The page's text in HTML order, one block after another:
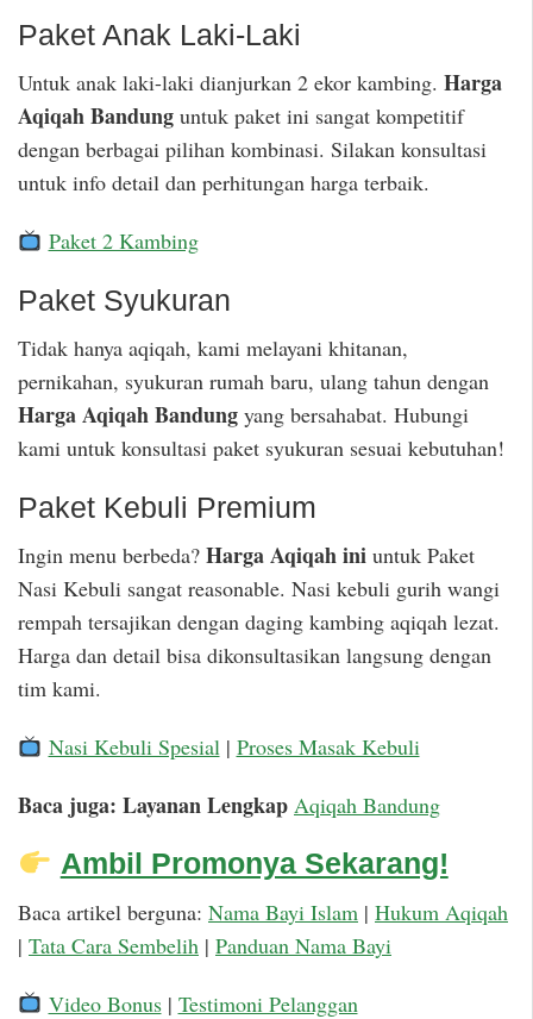
Paket Anak Laki-Laki
Untuk anak laki-laki dianjurkan 2 ekor kambing. Harga
Aqiqah Bandung untuk paket ini sangat kompetitif
dengan berbagai pilihan kombinasi. Silakan konsultasi
untuk info detail dan perhitungan harga terbaik.
Paket 2 Kambing
Paket Syukuran
Tidak hanya aqiqah, kami melayani khitanan,
pernikahan, syukuran rumah baru, ulang tahun dengan
Harga Aqiqah Bandung yang bersahabat. Hubungi
kami untuk konsultasi paket syukuran sesuai kebutuhan!
Paket Kebuli Premium
Ingin menu berbeda? Harga Aqiqah ini untuk Paket
Nasi Kebuli sangat reasonable. Nasi kebuli gurih wangi
rempah tersajikan dengan daging kambing aqiqah lezat.
Harga dan detail bisa dikonsultasikan langsung dengan
tim kami.
Nasi Kebuli Spesial| Proses Masak Kebuli
Baca juga: Layanan Lengkap Aqiqah Bandung
Ambil Promonya Sekarang!
Baca artikel berguna: Nama Bayi Islam | Hukum Aqiqah
| Tata Cara Sembelih | Panduan Nama Bayi
Video Bonus| Testimoni Pelanggan